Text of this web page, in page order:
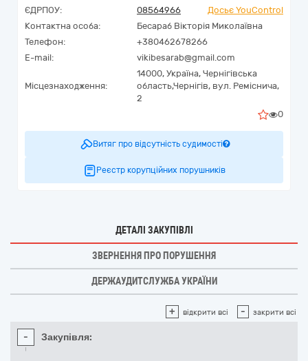
ЄДРПОУ:
08564966
Досьє YouControl
Контактна особа:
Бесараб Вікторія Миколаївна
Телефон:
+380462678266
E-mail:
vikibesarab@gmail.com
Місцезнаходження:
14000, Україна, Чернігівська
область,Чернігів, вул. Реміснича,
2
0
Витяг про відсутність судимості
Реєстр корупційних порушників
ДЕТАЛІ ЗАКУПІВЛІ
ЗВЕРНЕННЯ ПРО ПОРУШЕННЯ
ДЕРЖАУДИТСЛУЖБА УКРАЇНИ
+ відкрити всі - закрити всі
- Закупівля: